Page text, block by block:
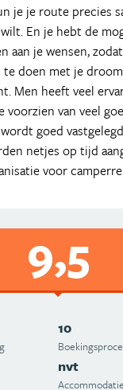
je je route precies
En je hebt de
aan je wensen,
doen met je
Men heeft veel
voorzien van veel
goed
netjes op tijd
voor
9,5
10
nvt